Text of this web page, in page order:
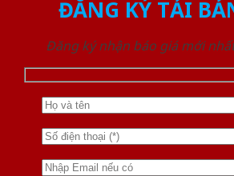
ĐĂNG KÝ TẢI
Đăng ký nhận báo giá mới